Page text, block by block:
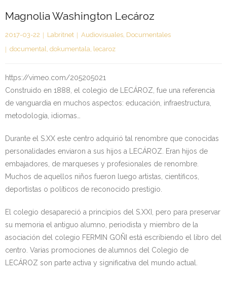
- KOI-aren kudeaketa | Gestión del PCI
- LABRIT
Vitagrama
Kontaktua | Contacto
Magnolia Washington Lecároz
2017-03-22 Labritnet Audiovisuales, Documentales
documental, dokumentala, lecaroz
https://vimeo.com/205205021
Construido en 1888, el colegio de LECÁROZ, fue una referencia
de vanguardia en muchos aspectos: educación, infraestructura,
metodología, idiomas…
Durante el S.XX este centro adquirió tal renombre que conocidas
personalidades enviaron a sus hijos a LECÁROZ. Eran hijos de
embajadores, de marqueses y profesionales de renombre.
Muchos de aquellos niños fueron luego artistas, científicos,
deportistas o políticos de reconocido prestigio.
El colegio desapareció a principios del S.XXI, pero para preservar
su memoria el antiguo alumno, periodista y miembro de la
asociación del colegio FERMIN GOÑI está escribiendo el libro del
centro. Varias promociones de alumnos del Colegio de
LECÁROZ son parte activa y significativa del mundo actual.